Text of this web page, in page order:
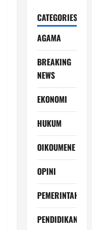
CATEGORIES
AGAMA
BREAKING
NEWS
EKONOMI
HUKUM
OIKOUMENE
OPINI
PEMERINTAH
PENDIDIKAN